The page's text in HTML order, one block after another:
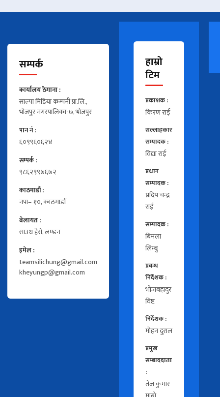
सम्पर्क
कार्यालय ठेगाना :
साल्पा मिडिया कम्पनी प्रा.लि.,
भोजपुर नगरपालिका-७, भोजपुर
पान नं :
६०९९६०६२४
सम्पर्क :
९८६२९९७६७२
काठमाडौं :
नपा– १०, काठमाडौं
बेलायत :
साउथ हेरो, लण्डन
इमेल :
teamsilichung@gmail.com
kheyungp@gmail.com
हाम्रो
टिम
प्रकाशक :
किरण राई
सल्लाहकार
सम्पादक :
विद्या राई
प्रधान
सम्पादक :
प्रदिप चन्द्र
राई
सम्पादक :
बिमला
लिम्बु
प्रबन्ध
निर्देशक :
भोजबहादुर
विष्ट
निर्देशक :
मोहन दुराल
प्रमुख
सम्बाददाता
:
तेज कुमार